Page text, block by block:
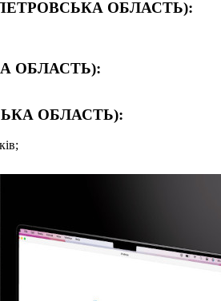
ОБЛАСТЬ):
ОБЛАСТЬ):
ОБЛАСТЬ):